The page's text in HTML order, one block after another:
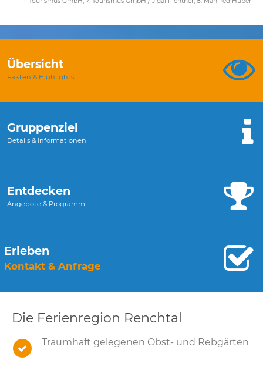
Übersicht
Fakten & Highlights
Gruppenziel
Details & Informationen
Entdecken
Angebote & Programm
Erleben
Kontakt & Anfrage
Die Ferienregion Renchtal
Traumhaft gelegenen Obst- und Rebgärten